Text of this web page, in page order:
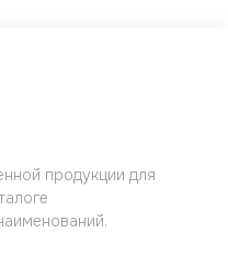
продукции для